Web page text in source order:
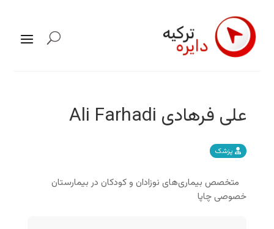
علی فرهادی Ali Farhadi
پزشک
متخصص بیماری‌های نوزادان و کودکان در بیمارستان
خصوصی چاپا